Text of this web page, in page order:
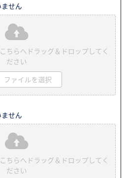
せん
ちらへドラッグ＆ドロップしてく
ださい
ファイルを選択
せん
ちらへドラッグ＆ドロップしてく
ださい